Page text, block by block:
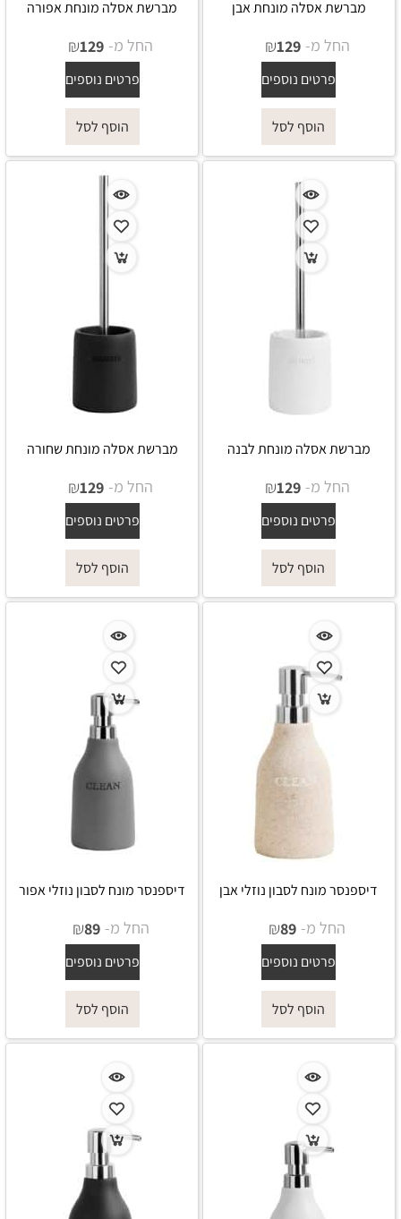
מברשת אסלה מונחת אבן
החל מ- ₪129
פרטים נוספים
הוסף לסל
מברשת אסלה מונחת אפורה
החל מ- ₪129
פרטים נוספים
הוסף לסל
מברשת אסלה מונחת לבנה
החל מ- ₪129
פרטים נוספים
הוסף לסל
מברשת אסלה מונחת שחורה
החל מ- ₪129
פרטים נוספים
הוסף לסל
דיספנסר מונח לסבון נוזלי אבן
החל מ- ₪89
פרטים נוספים
הוסף לסל
דיספנסר מונח לסבון נוזלי אפור
החל מ- ₪89
פרטים נוספים
הוסף לסל